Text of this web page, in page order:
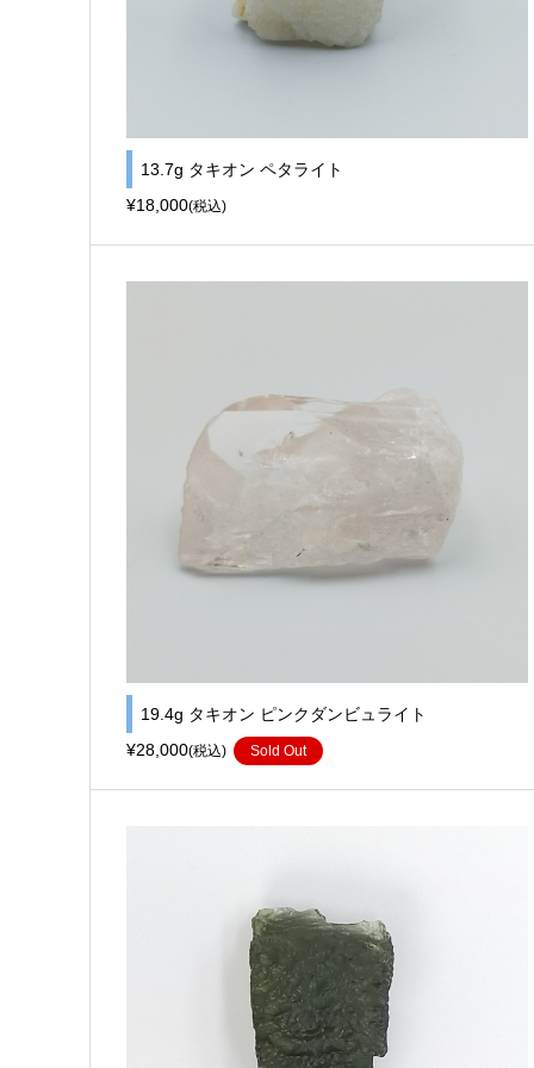
13.7g タキオン ペタライト
¥18,000(税込)
19.4g タキオン ピンクダンビュライト
¥28,000(税込) Sold Out